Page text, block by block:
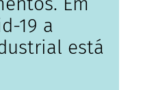
19 a
está